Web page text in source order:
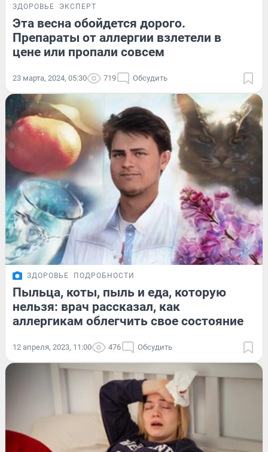
ЗДОРОВЬЕ ЭКСПЕРТ
Эта весна обойдется дорого.
Препараты от аллергии взлетели в
цене или пропали совсем
23 марта, 2024, 05:30 719 Обсудить
ЗДОРОВЬЕ ПОДРОБНОСТИ
Пыльца, коты, пыль и еда, которую
нельзя: врач рассказал, как
аллергикам облегчить свое состояние
12 апреля, 2023, 11:00 476 Обсудить